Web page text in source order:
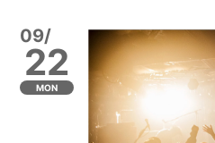
09/
22
MON